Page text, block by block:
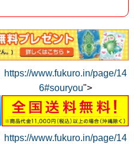
https://www.fukuro.in/page/14
6#souryou">
https://www.fukuro.in/page/14